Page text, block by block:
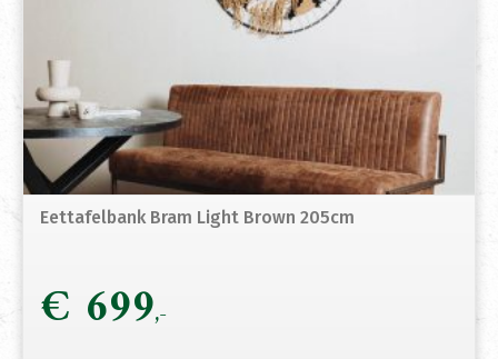
Eettafelbank Bram Light Brown 205cm
€ 699